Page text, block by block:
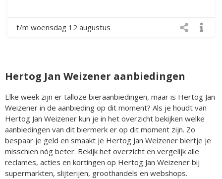
t/m woensdag 12 augustus
Hertog Jan Weizener aanbiedingen
Elke week zijn er talloze bieraanbiedingen, maar is Hertog Jan
Weizener in de aanbieding op dit moment? Als je houdt van
Hertog Jan Weizener kun je in het overzicht bekijken welke
aanbiedingen van dit biermerk er op dit moment zijn. Zo
bespaar je geld en smaakt je Hertog Jan Weizener biertje je
misschien nóg beter. Bekijk het overzicht en vergelijk alle
reclames, acties en kortingen op Hertog Jan Weizener bij
supermarkten, slijterijen, groothandels en webshops.